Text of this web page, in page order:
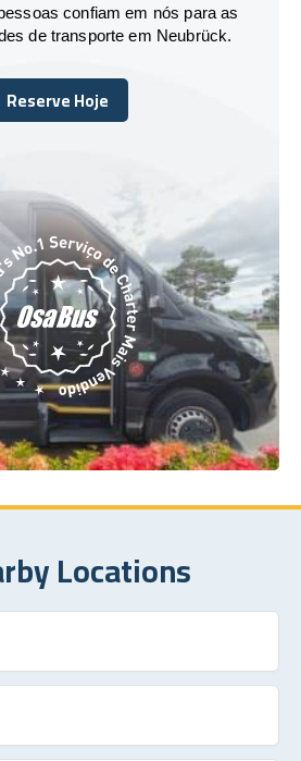
confiam em nós para as
de transporte em Neubrück.
Reserve Hoje
Reserve Hoje
Locations